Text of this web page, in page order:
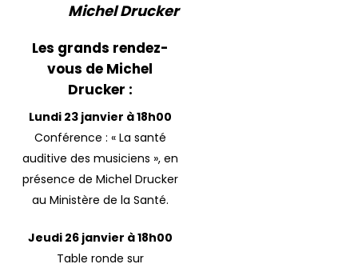
Michel Drucker
Les grands rendez-
vous de Michel
Drucker :
Lundi 23 janvier à 18h00
Conférence : « La santé
auditive des musiciens », en
présence de Michel Drucker
au Ministère de la Santé.
Jeudi 26 janvier à 18h00
Table ronde sur